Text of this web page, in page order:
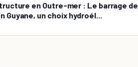
en Outre-mer : Le barrage de
Guyane, un choix hydroél...